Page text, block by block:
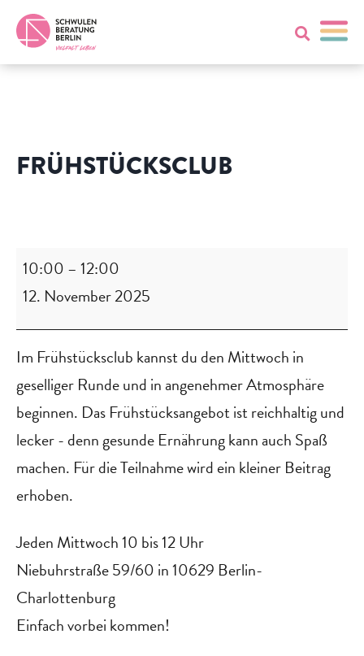
FRÜHSTÜCKSCLUB
10:00 – 12:00
12. November 2025
Im Frühstücksclub kannst du den Mittwoch in
geselliger Runde und in angenehmer Atmosphäre
beginnen. Das Frühstücksangebot ist reichhaltig und
lecker - denn gesunde Ernährung kann auch Spaß
machen. Für die Teilnahme wird ein kleiner Beitrag
erhoben.
Jeden Mittwoch 10 bis 12 Uhr
Niebuhrstraße 59/60 in 10629 Berlin-
Charlottenburg
Einfach vorbei kommen!